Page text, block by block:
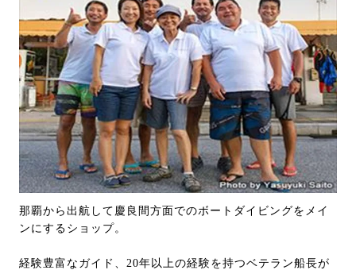
那覇から出航して慶良間方面でのボートダイビングをメイ
ンにするショップ。
経験豊富なガイド、20年以上の経験を持つベテラン船長が